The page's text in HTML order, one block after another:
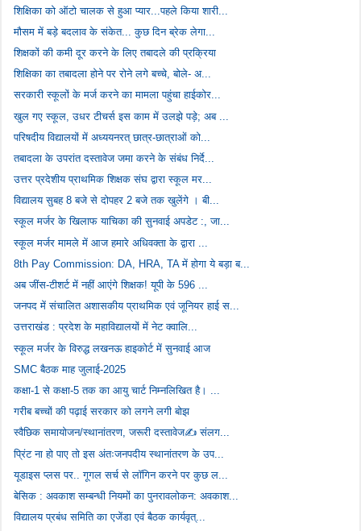
शिक्षिका को ऑटो चालक से हुआ प्यार...पहले किया शारी...
मौसम में बड़े बदलाव के संकेत... कुछ दिन ब्रेक लेगा...
शिक्षकों की कमी दूर करने के लिए तबादले की प्रक्रिया
शिक्षिका का तबादला होने पर रोने लगे बच्चे, बोले- अ...
सरकारी स्कूलों के मर्ज करने का मामला पहुंचा हाईकोर...
खुल गए स्कूल, उधर टीचर्स इस काम में उलझे पड़े; अब ...
परिषदीय विद्यालयों में अध्ययनरत् छात्र-छात्राओं को...
तबादला के उपरांत दस्तावेज जमा करने के संबंध निर्दे...
उत्तर प्रदेशीय प्राथमिक शिक्षक संघ द्वारा स्कूल मर...
विद्यालय सुबह 8 बजे से दोपहर 2 बजे तक खुलेंगे । बी...
स्कूल मर्जर के खिलाफ याचिका की सुनवाई अपडेट :, जा...
स्कूल मर्जर मामले में आज हमारे अधिवक्ता के द्वारा ...
8th Pay Commission: DA, HRA, TA में होगा ये बड़ा ब...
अब जींस-टीशर्ट में नहीं आएंगे शिक्षक! यूपी के 596 ...
जनपद में संचालित अशासकीय प्राथमिक एवं जूनियर हाई स...
उत्तराखंड : प्रदेश के महाविद्यालयों में नेट क्वालि...
स्कूल मर्जर के विरुद्ध लखनऊ हाइकोर्ट में सुनवाई आज
SMC बैठक माह जुलाई-2025
कक्षा-1 से कक्षा-5 तक का आयु चार्ट निम्नलिखित है। ...
गरीब बच्चों की पढ़ाई सरकार को लगने लगी बोझ
स्वैछिक समायोजन/स्थानांतरण, जरूरी दस्तावेज✍️ संलग...
प्रिंट ना हो पाए तो इस अंतःजनपदीय स्थानांतरण के उप...
यूडाइस प्लस पर.. गूगल सर्च से लॉगिन करने पर कुछ ल...
बेसिक : अवकाश सम्बन्धी नियमों का पुनरावलोकन: अवकाश...
विद्यालय प्रबंध समिति का एजेंडा एवं बैठक कार्यवृत्...